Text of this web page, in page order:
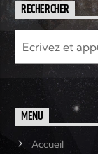
RECHERCHER
MENU
Accueil